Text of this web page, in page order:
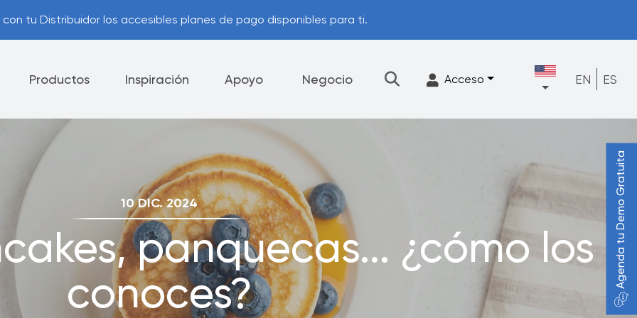
tu Distribuidor los accesibles planes de pago disponibles para ti.
Productos
Electrodomésticos Cuchillos Vajilla Accesorios
Inspiración Apoyo
Royal Prestige®
de Devolución
Consejos Útiles
Opciones de Pago Programa de actualización
Negocio Acceso EN ES
10 DIC. 2024
panquecas... ¿cómo los
conoces?
Agenda tu Demo Gratuita